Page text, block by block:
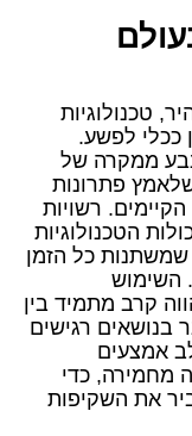
טכנולוגיות
ככלי לפשע.
נבע ממקרה של
פתרונות
רשויות
הטכנולוגיות
שמשתנות כל הזמן
השימוש
קרב מתמיד בין
בנושאים רגישים
אמצעים
מחמירה, כדי
את השקיפות